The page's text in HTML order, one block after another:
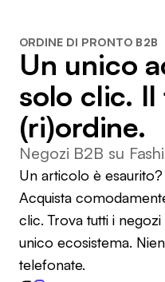
ORDINE DI PRONTO B2B
Un unico
solo clic. Il
(ri)ordine.
Negozi B2B su
Un articolo è
Acquista
clic. Trova tutti i
unico ecosistema.
telefonate.